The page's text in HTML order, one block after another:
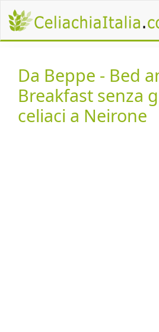
Da Beppe - Bed
Breakfast senza
celiaci a Neirone